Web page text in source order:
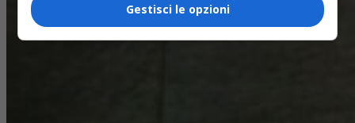
Gestisci le opzioni